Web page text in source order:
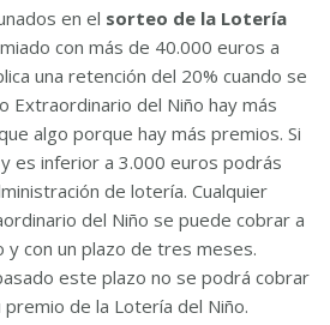
en el sorteo de la Lotería
con más de 40.000 euros a
una retención del 20% cuando se
Extraordinario del Niño hay más
algo porque hay más premios. Si
es inferior a 3.000 euros podrás
de lotería. Cualquier
del Niño se puede cobrar a
con un plazo de tres meses.
este plazo no se podrá cobrar
de la Lotería del Niño.